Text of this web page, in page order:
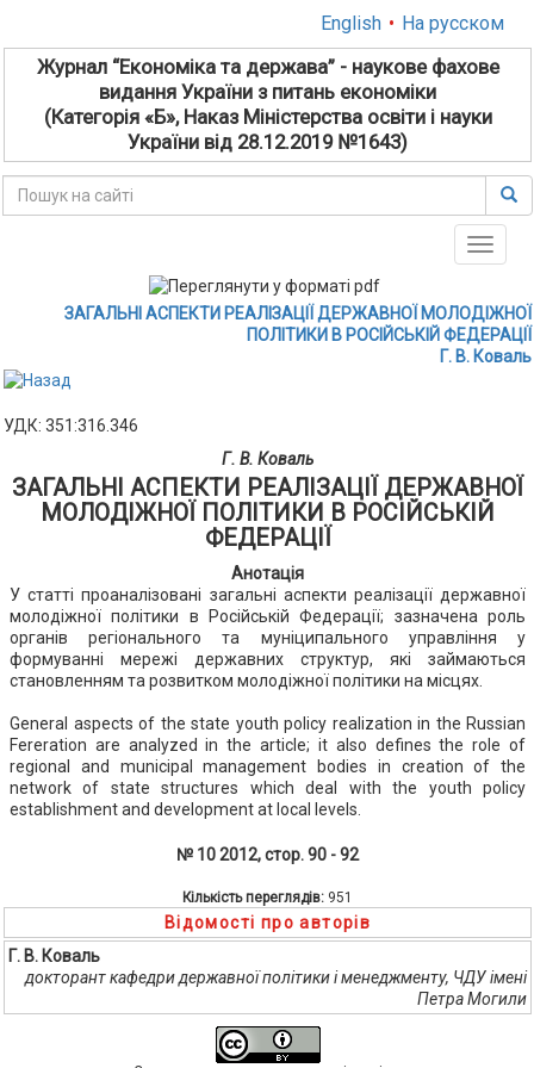
English • На русском
Журнал “Економіка та держава” - наукове фахове
видання України з питань економіки
(Категорія «Б», Наказ Міністерства освіти і науки
України від 28.12.2019 №1643)
Toggle
ЗАГАЛЬНІ АСПЕКТИ РЕАЛІЗАЦІЇ ДЕРЖАВНОЇ МОЛОДІЖНОЇ
ПОЛІТИКИ В РОСІЙСЬКІЙ ФЕДЕРАЦІЇ
Г. В. Коваль
УДК: 351:316.346
Г. В. Коваль
ЗАГАЛЬНІ АСПЕКТИ РЕАЛІЗАЦІЇ ДЕРЖАВНОЇ
МОЛОДІЖНОЇ ПОЛІТИКИ В РОСІЙСЬКІЙ
ФЕДЕРАЦІЇ
Анотація
У статті проаналізовані загальні аспекти реалізації державної
молодіжної політики в Російській Федерації; зазначена роль
органів регіонального та муніципального управління у
формуванні мережі державних структур, які займаються
становленням та розвитком молодіжної політики на місцях.
General aspects of the state youth policy realization in the Russian
Fereration are analyzed in the article; it also defines the role of
regional and municipal management bodies in creation of the
network of state structures which deal with the youth policy
establishment and development at local levels.
№ 10 2012, стор. 90 - 92
Кількість переглядів: 951
Відомості про авторів
Г. В. Коваль
докторант кафедри державної політики і менеджменту, ЧДУ імені
Петра Могили